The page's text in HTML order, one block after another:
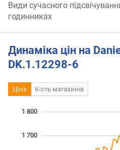
Види сучасного
годинниках
Динаміка цін на
DK.1.12298-6
Ціна К-сть магазинів
1 700
1 800